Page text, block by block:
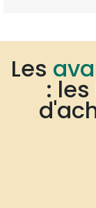
Les
: